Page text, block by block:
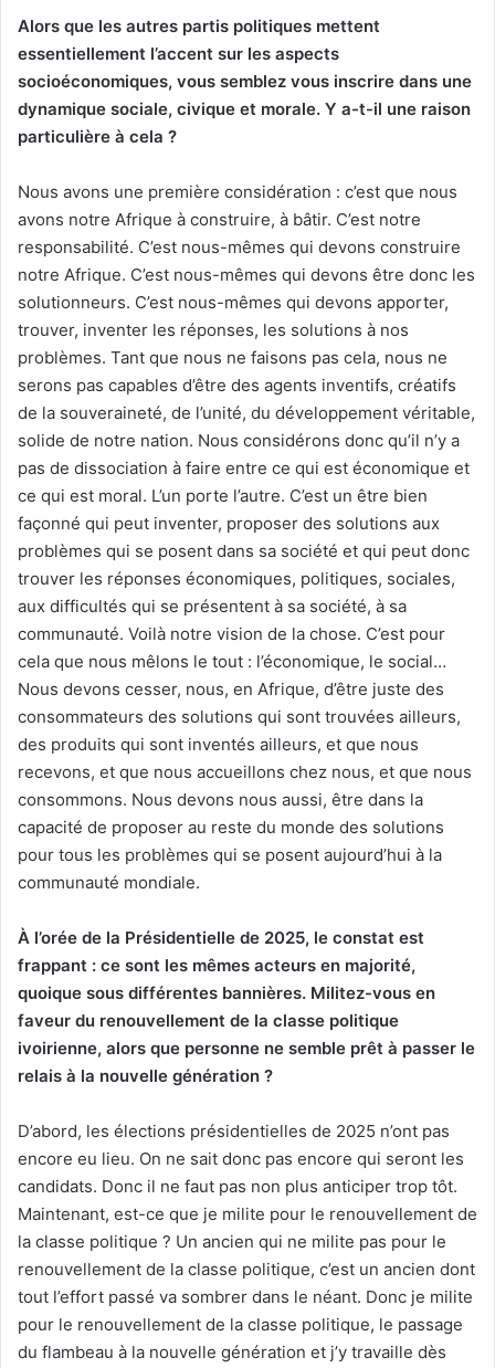
Alors que les autres partis politiques mettent
essentiellement l’accent sur les aspects
socioéconomiques, vous semblez vous inscrire dans une
dynamique sociale, civique et morale. Y a-t-il une raison
particulière à cela ?
Nous avons une première considération : c’est que nous
avons notre Afrique à construire, à bâtir. C’est notre
responsabilité. C’est nous-mêmes qui devons construire
notre Afrique. C’est nous-mêmes qui devons être donc les
solutionneurs. C’est nous-mêmes qui devons apporter,
trouver, inventer les réponses, les solutions à nos
problèmes. Tant que nous ne faisons pas cela, nous ne
serons pas capables d’être des agents inventifs, créatifs
de la souveraineté, de l’unité, du développement véritable,
solide de notre nation. Nous considérons donc qu’il n’y a
pas de dissociation à faire entre ce qui est économique et
ce qui est moral. L’un porte l’autre. C’est un être bien
façonné qui peut inventer, proposer des solutions aux
problèmes qui se posent dans sa société et qui peut donc
trouver les réponses économiques, politiques, sociales,
aux difficultés qui se présentent à sa société, à sa
communauté. Voilà notre vision de la chose. C’est pour
cela que nous mêlons le tout : l’économique, le social…
Nous devons cesser, nous, en Afrique, d’être juste des
consommateurs des solutions qui sont trouvées ailleurs,
des produits qui sont inventés ailleurs, et que nous
recevons, et que nous accueillons chez nous, et que nous
consommons. Nous devons nous aussi, être dans la
capacité de proposer au reste du monde des solutions
pour tous les problèmes qui se posent aujourd’hui à la
communauté mondiale.
À l’orée de la Présidentielle de 2025, le constat est
frappant : ce sont les mêmes acteurs en majorité,
quoique sous différentes bannières. Militez-vous en
faveur du renouvellement de la classe politique
ivoirienne, alors que personne ne semble prêt à passer le
relais à la nouvelle génération ?
D’abord, les élections présidentielles de 2025 n’ont pas
encore eu lieu. On ne sait donc pas encore qui seront les
candidats. Donc il ne faut pas non plus anticiper trop tôt.
Maintenant, est-ce que je milite pour le renouvellement de
la classe politique ? Un ancien qui ne milite pas pour le
renouvellement de la classe politique, c’est un ancien dont
tout l’effort passé va sombrer dans le néant. Donc je milite
pour le renouvellement de la classe politique, le passage
du flambeau à la nouvelle génération et j’y travaille dès